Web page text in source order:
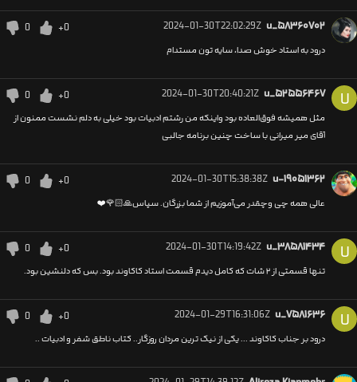
u_۵۸۳۶۰۷۰۲ 2024-01-30T22:02:29Z
+0
0
درود به استاد خوش صدا، سایه تون مستدام
U u_۵۲۵۵۶۴۶۷ 2024-01-30T20:40:21Z
+0
0
مثل همیشه فوق‌العاده بود واینکه من رشتم ادبیات بود خیلی به دلم نشست ممنون از
آقای میر میرانی با ساخت چنین برنامه جالبی
u-۱۹۰۵۱۳۶۲ 2024-01-30T15:38:38Z
+0
0
عالی همه چی وچقدر می‌آموزیم از شما بزرگان. سپاس🙏🏻🌹❤️
U u_۳۸۵۸۱۴۳۴ 2024-01-30T14:19:42Z
+0
0
تنها قسمتی از ۲ شات که کامل دیدم قسمت استاد کاکاوند بود. بس که دلنشین بود.
U u_۷۵۸۱۶۳۶ 2024-01-29T16:31:06Z
+0
0
درود بر جناب کاکاوند ... یکی از نیک ترین مردان روزگار.. کتاب ناطق شفر و ادبیات ..